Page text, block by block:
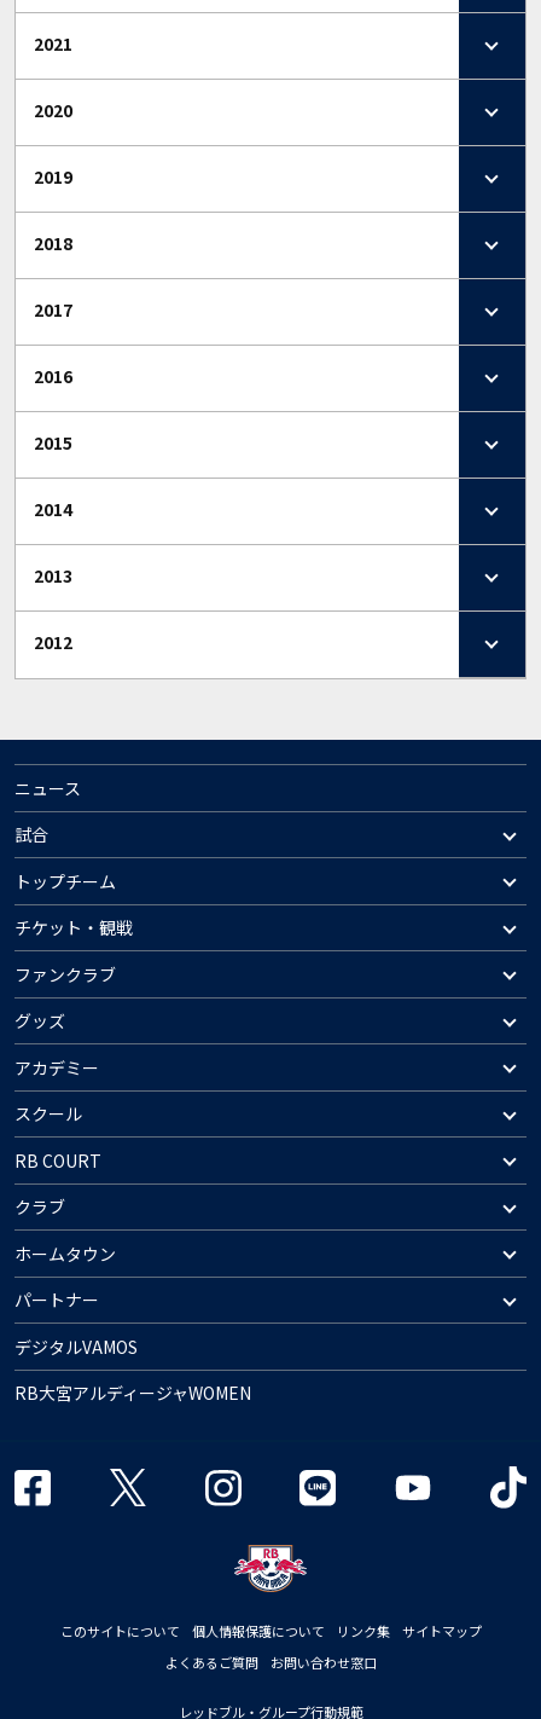
2021
2020
2019
2018
2017
2016
2015
2014
2013
2012
ニュース
試合
トップチーム
チケット・観戦
ファンクラブ
グッズ
アカデミー
スクール
RB COURT
クラブ
ホームタウン
パートナー
デジタルVAMOS
RB大宮アルディージャWOMEN
このサイトについて 個人情報保護について リンク集
サイトマップ
よくあるご質問
お問い合わせ窓口
レッドブル・グループ行動規範